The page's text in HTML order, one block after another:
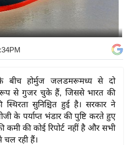
बीच होर्मुज जलडमरूमध्य से दो
रूप से गुजर चुके हैं, जिससे भारत की
सुनिश्चित हुई है। सरकार ने
के पर्याप्त भंडार की पुष्टि करते हुए
की कोई रिपोर्ट नहीं है और सभी
चल रही हैं।